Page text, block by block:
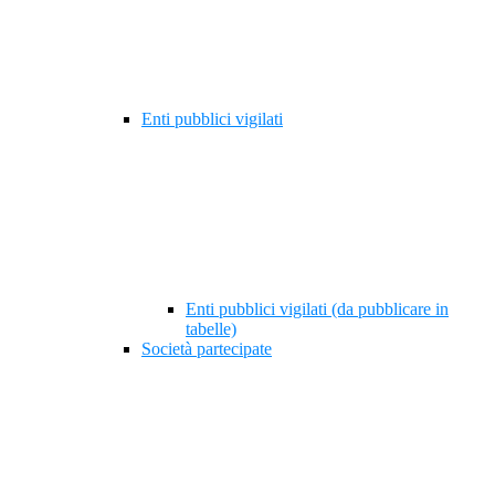
Enti pubblici vigilati
Enti pubblici vigilati (da pubblicare in
tabelle)
Società partecipate